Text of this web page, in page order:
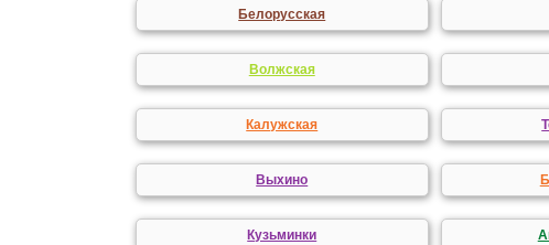
Белорусская
Волжская
Калужская
Выхино
Кузьминки